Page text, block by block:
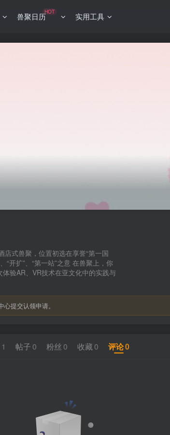
兽聚日历HOT 实用工具
店式兽聚，位置初选在享誉“第一国
“开扩”、“第一站”之意 在兽聚上，你
验AR、VR技术在亚文化中的实践与
提交认领申请。
1 帖子 0 粉丝 0 收藏 0 评论0